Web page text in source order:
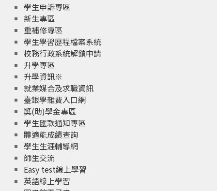
學生申訴專區
新生專區
重補修專區
學生學習歷程檔案系統
校務行政系統解鎖申請
升學專區
升學資訊※
就業媒合及求職資訊
臺銀學雜費入口網
獎(助)學金專區
學生匯款通知專區
體適能成績查詢
學生生涯輔導網
師生交流
Easy test線上學習
英語線上學習